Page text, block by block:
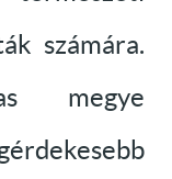
számára.
megye